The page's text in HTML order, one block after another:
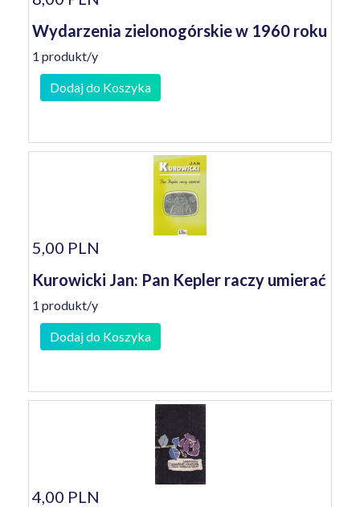
Wydarzenia zielonogórskie w 1960 roku
1 produkt/y
Dodaj do Koszyka
5,00 PLN
Kurowicki Jan: Pan Kepler raczy umierać
1 produkt/y
Dodaj do Koszyka
4,00 PLN